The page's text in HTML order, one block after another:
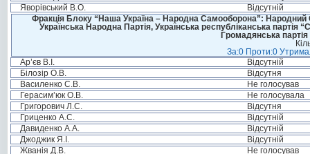
Яворівський В.О.
Відсутній
Фракція Блоку “Наша Україна – Народна Самооборона”: Народний
Українська Народна Партія, Українська республіканська
Громадянська
За:0 Проти:0
Ар’єв В.І.
Відсутній
Білозір О.В.
Відсутня
Василенко С.В.
Не голосував
Герасим’юк О.В.
Не голосувала
Григорович Л.С.
Відсутня
Гриценко А.С.
Відсутній
Давиденко А.А.
Відсутній
Джоджик Я.І.
Відсутній
Жванія Д.В.
Не голосував